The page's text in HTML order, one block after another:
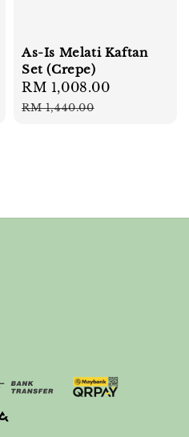
As-Is Melati Kaftan
Set (Crepe)
Sale
price
RM 1,008.00
RM 1,440.00